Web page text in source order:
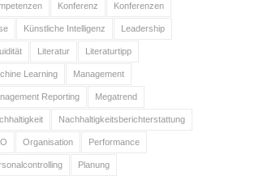
Konferenz Konferenzen
Künstliche Intelligenz Leadership
Literatur Literaturtipp
Learning Management
Reporting Megatrend
Nachhaltigkeitsberichterstattung
Organisation Performance
Planung